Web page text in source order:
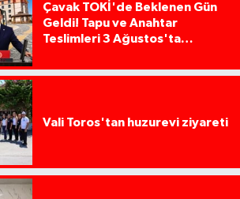
Çavak TOKİ'de Beklenen Gün
Geldi! Tapu ve Anahtar
Teslimleri 3 Ağustos'ta
Vali Toros'tan huzurevi ziyareti